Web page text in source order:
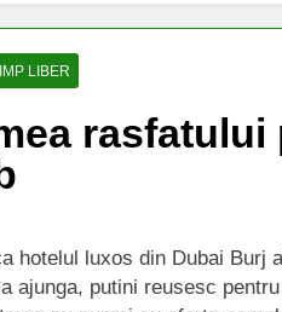
LIBER
hotelul luxos din Dubai Burj
ajunga, putini reusesc